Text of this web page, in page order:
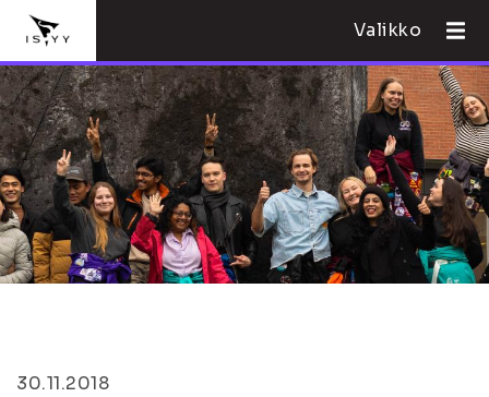
Valikko
30.11.2018